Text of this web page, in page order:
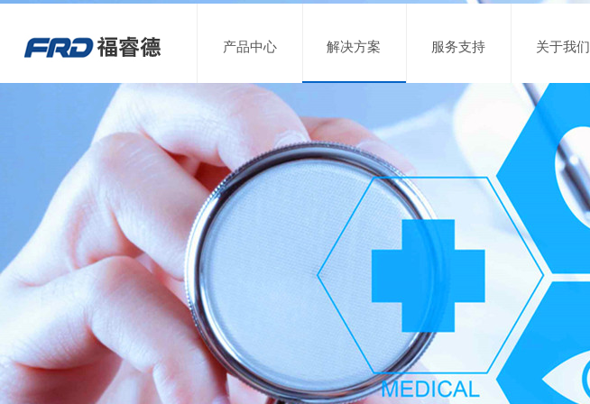
产品中心 解决方案 服务支持 关于我们